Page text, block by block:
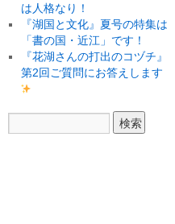
は人格なり！
『湖国と文化』夏号の特集は
「書の国・近江」です！
『花湖さんの打出のコヅチ』
第2回ご質問にお答えします